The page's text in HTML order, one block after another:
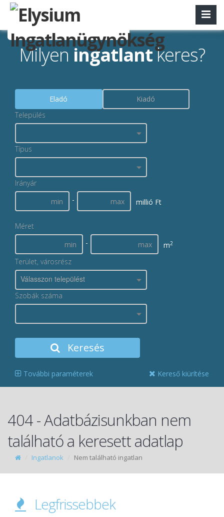
Milyeningatlantkeres?
Eladó
Kiadó
Település
Típus
Irányár
-
millió Ft
Méret
-
m2
Terület, városrész
Válasszon települést
Szobák száma
Keresés
További paraméterek Kereső kiürítése
404 - Adatbázisunkban nem
található a keresett adatlap
Ingatlanok Nem található ingatlan
Legfrissebbek